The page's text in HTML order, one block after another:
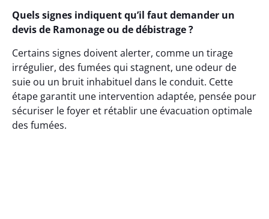
Quels signes indiquent qu’il faut demander un
devis de Ramonage ou de débistrage ?
Certains signes doivent alerter, comme un tirage
irrégulier, des fumées qui stagnent, une odeur de
suie ou un bruit inhabituel dans le conduit. Cette
étape garantit une intervention adaptée, pensée pour
sécuriser le foyer et rétablir une évacuation optimale
des fumées.